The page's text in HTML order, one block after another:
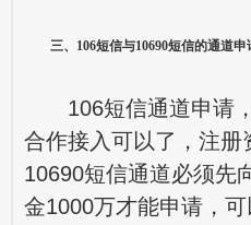
三、106短信与10690短信的通道申
106短信通道申请，
合作接入可以了，注册
10690短信通道必须先
金1000万才能申请，